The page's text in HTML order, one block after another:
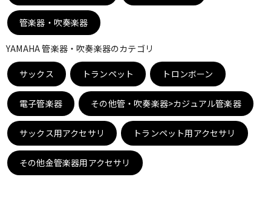
DTM オンライン納品
配信/ライブ機器 楽器アクセサリ
中古 ヴィンテージ
管楽器・吹奏楽器
YAMAHA 管楽器・吹奏楽器のカテゴリ
サックス トランペット トロンボーン
電子管楽器 その他管・吹奏楽器>カジュアル管楽器
サックス用アクセサリ トランペット用アクセサリ
その他金管楽器用アクセサリ